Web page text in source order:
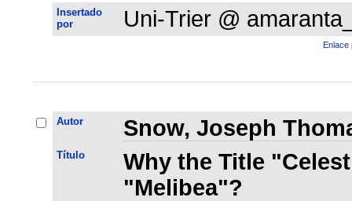
Insertado
por
Uni-Trier @
Enlace
Autor Snow, Joseph
Título
Why the Title
"Melibea"?